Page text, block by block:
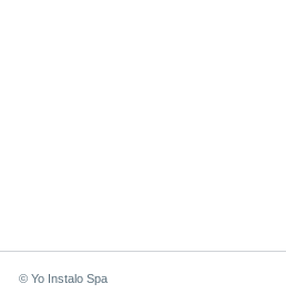
© Yo Instalo Spa